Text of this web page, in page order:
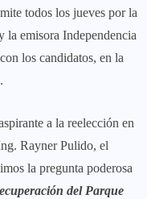
todos los jueves por la
la emisora Independencia
los candidatos, en la
a la reelección en
Rayner Pulido, el
la pregunta poderosa
del Parque